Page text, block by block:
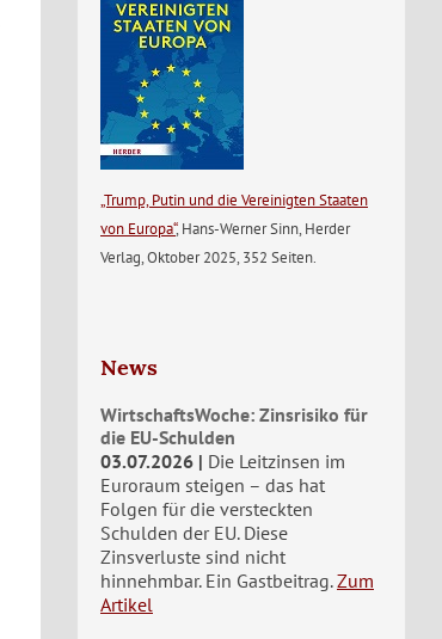
„Trump, Putin und die Vereinigten Staaten
von Europa“, Hans-Werner Sinn, Herder
Verlag, Oktober 2025, 352 Seiten.
News
WirtschaftsWoche: Zinsrisiko für
die EU-Schulden
03.07.2026
Die Leitzinsen im
Euroraum steigen – das hat
Folgen für die versteckten
Schulden der EU. Diese
Zinsverluste sind nicht
hinnehmbar. Ein Gastbeitrag. Zum
Artikel